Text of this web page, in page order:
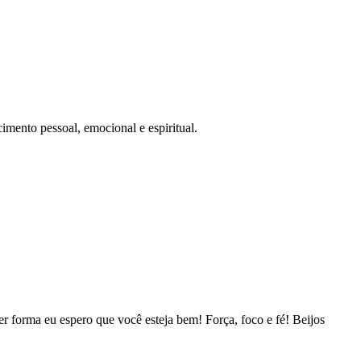
pessoal, emocional e espiritual.
forma eu espero que você esteja bem! Força, foco e fé! Beijos